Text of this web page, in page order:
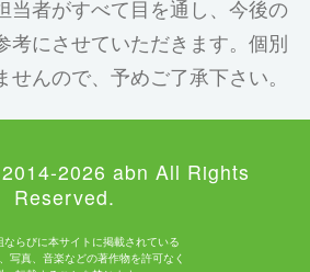
当者がすべて目を通し、今後の
考にさせていただきます。個別
せんので、予めご了承下さい。
2026 abn All Rights
Reserved.
ならびに本サイトに掲載されている
写真、音楽などの著作物を許可なく